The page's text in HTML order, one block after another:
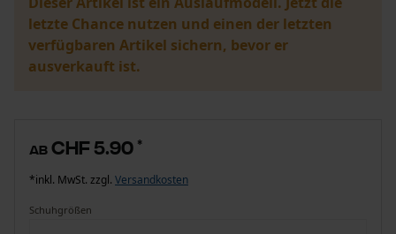
letzte Chance nutzen und einen der letzten
verfügbaren Artikel sichern, bevor er
ausverkauft ist.
ab CHF 5.90 *
*inkl. MwSt. zzgl. Versandkosten
Schuhgrößen